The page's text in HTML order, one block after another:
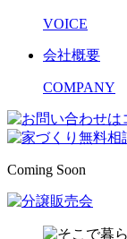
VOICE
会社概要
COMPANY
Coming Soon